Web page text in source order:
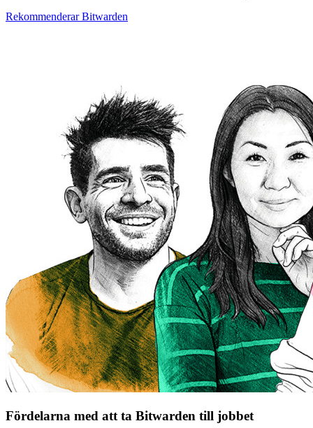
Rekommenderar Bitwarden
Fördelarna med att ta Bitwarden till jobbet